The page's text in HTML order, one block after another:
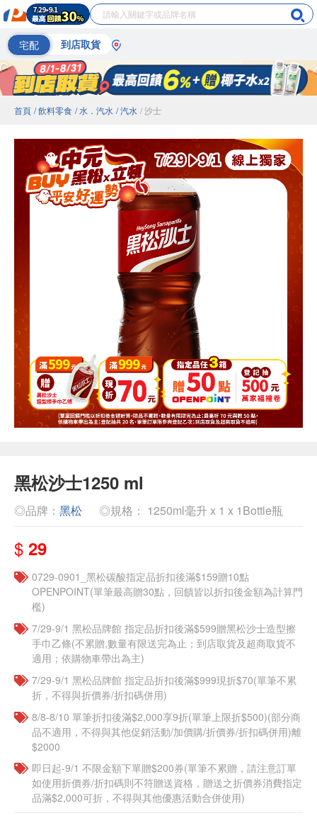
宅配 到店取貨
首頁 / 飲料零食 / 水．汽水 / 汽水 / 沙士
黑松沙士1250 ml
◎品牌： 黑松 ◎規格： 1250ml毫升 x 1 x 1Bottle瓶
$ 29
0729-0901_黑松碳酸指定品折扣後滿$159贈10點
OPENPOINT(單筆最高贈30點，回饋皆以折扣後金額為計算門
檻)
7/29-9/1 黑松品牌館 指定品折扣後滿$599贈黑松沙士造型擦
手巾乙條(不累贈,數量有限送完為止；到店取貨及超商取貨不
適用；依購物車帶出為主)
7/29-9/1 黑松品牌館 指定品折扣後滿$999現折$70(單筆不累
折，不得與折價券/折扣碼併用)
8/8-8/10 單筆折扣後滿$2,000享9折(單筆上限折$500)(部分商
品不適用，不得與其他促銷活動/加價購/折價券/折扣碼併用)離
$2000
即日起-9/1 不限金額下單贈$200券(單筆不累贈，請注意訂單
如使用折價券/折扣碼則不符贈送資格，贈送之折價券消費指定
品滿$2,000可折，不得與其他優惠活動合併使用)